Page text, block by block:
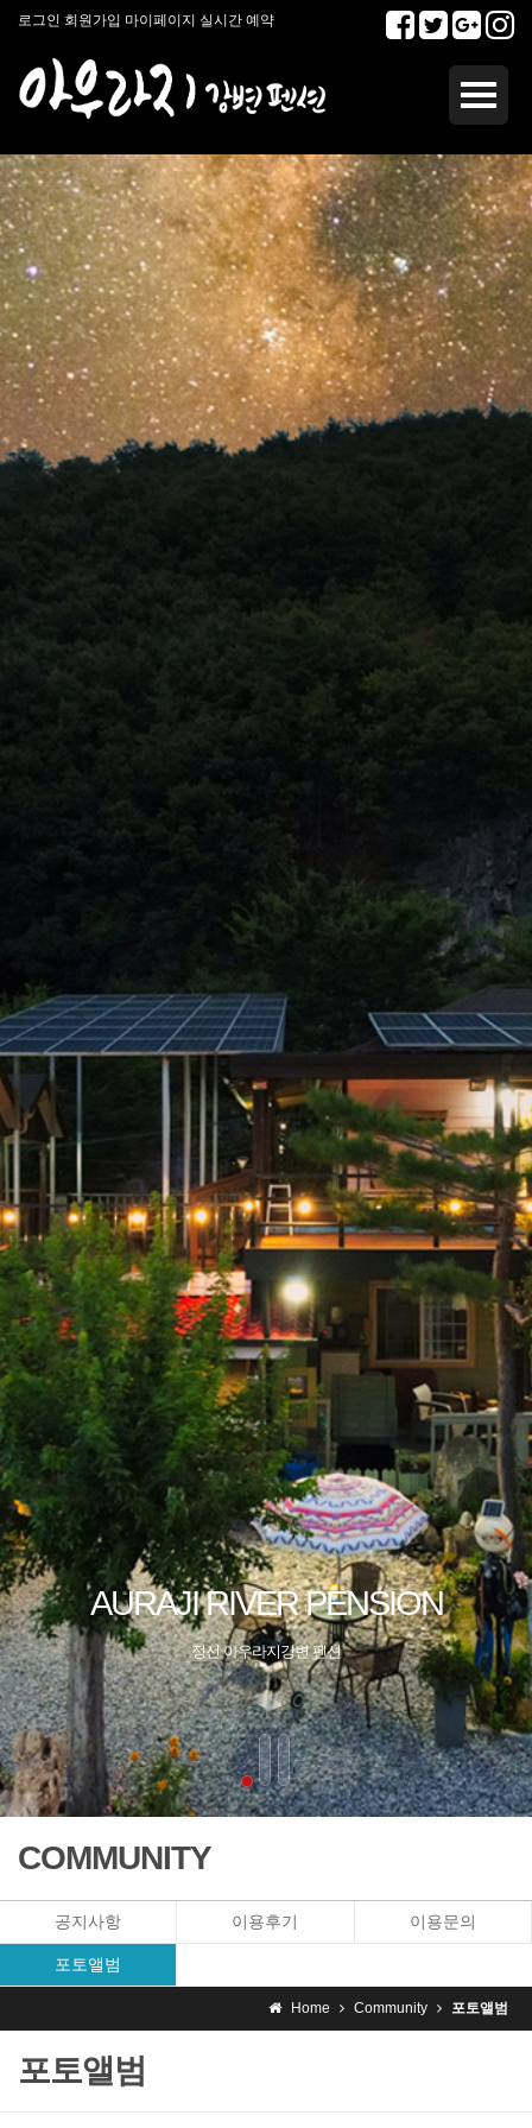
로그인 회원가입 마이페이지 실시간 예약
COMMUNITY
공지사항 이용후기 이용문의
포토앨범
Home Community 포토앨범
포토앨범